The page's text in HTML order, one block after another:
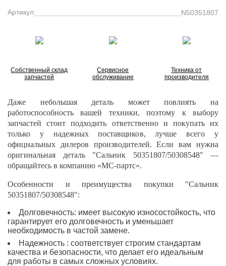
Артикул N50351807
Собственный склад
запчастей
Сервисное
обслуживание
Техника от
производителя
Даже небольшая деталь может повлиять на
работоспособность вашей техники, поэтому к выбору
запчастей стоит подходить ответственно и покупать их
только у надежных поставщиков, лучше всего у
официальных дилеров производителей. Если вам нужна
оригинальная деталь "Сальник 50351807/50308548" —
обращайтесь в компанию «МС-партс».
Особенности и преимущества покупки "Сальник
50351807/50308548":
Долговечность: имеет высокую износостойкость, что
гарантирует его долговечность и уменьшает
необходимость в частой замене.
Надежность : соответствует строгим стандартам
качества и безопасности, что делает его идеальным
для работы в самых сложных условиях.